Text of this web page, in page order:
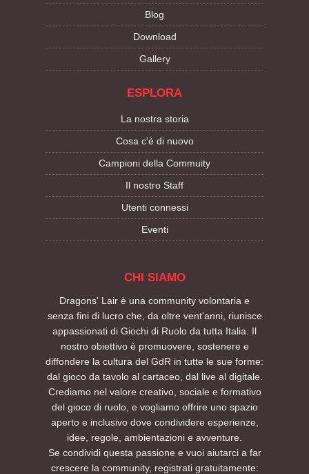
Blog
Download
Gallery
ESPLORA
La nostra storia
Cosa c'è di nuovo
Campioni della Commuity
Il nostro Staff
Utenti connessi
Eventi
CHI SIAMO
Dragons' Lair è una community volontaria e
senza fini di lucro che, da oltre vent’anni, riunisce
appassionati di Giochi di Ruolo da tutta Italia. Il
nostro obiettivo è promuovere, sostenere e
diffondere la cultura del GdR in tutte le sue forme:
dal gioco da tavolo al cartaceo, dal live al digitale.
Crediamo nel valore creativo, sociale e formativo
del gioco di ruolo, e vogliamo offrire uno spazio
aperto e inclusivo dove condividere esperienze,
idee, regole, ambientazioni e avventure.
Se condividi questa passione e vuoi aiutarci a far
crescere la community, registrati gratuitamente: